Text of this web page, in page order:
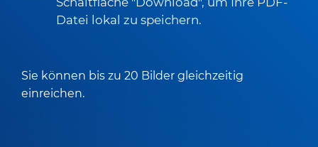
Datei lokal zu speichern.
Sie können bis zu 20 Bilder gleichzeitig
einreichen.